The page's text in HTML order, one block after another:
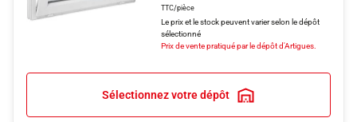
TTC/pièce
Le prix et le stock peuvent varier selon le dépôt
sélectionné
Prix de vente pratiqué par le dépôt d'Artigues.
Sélectionnez votre dépôt